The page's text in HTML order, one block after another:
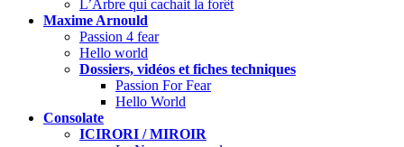
L’Arbre qui cachait la forêt
Maxime Arnould
Passion 4 fear
Hello world
Dossiers, vidéos et fiches techniques
Passion For Fear
Hello World
Consolate
ICIRORI / MIROIR